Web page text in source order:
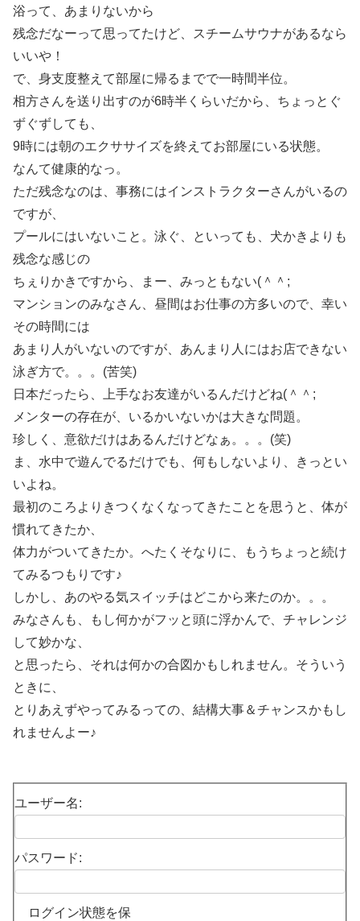
浴って、あまりないから
残念だなーって思ってたけど、スチームサウナがあるなら
いいや！
で、身支度整えて部屋に帰るまでで一時間半位。
相方さんを送り出すのが6時半くらいだから、ちょっとぐ
ずぐずしても、
9時には朝のエクササイズを終えてお部屋にいる状態。
なんて健康的なっ。
ただ残念なのは、事務にはインストラクターさんがいるの
ですが、
プールにはいないこと。泳ぐ、といっても、犬かきよりも
残念な感じの
ちぇりかきですから、まー、みっともない(＾＾;
マンションのみなさん、昼間はお仕事の方多いので、幸い
その時間には
あまり人がいないのですが、あんまり人にはお店できない
泳ぎ方で。。。(苦笑)
日本だったら、上手なお友達がいるんだけどね(＾＾;
メンターの存在が、いるかいないかは大きな問題。
珍しく、意欲だけはあるんだけどなぁ。。。(笑)
ま、水中で遊んでるだけでも、何もしないより、きっとい
いよね。
最初のころよりきつくなくなってきたことを思うと、体が
慣れてきたか、
体力がついてきたか。へたくそなりに、もうちょっと続け
てみるつもりです♪
しかし、あのやる気スイッチはどこから来たのか。。。
みなさんも、もし何かがフッと頭に浮かんで、チャレンジ
して妙かな、
と思ったら、それは何かの合図かもしれません。そういう
ときに、
とりあえずやってみるっての、結構大事＆チャンスかもし
れませんよー♪
ユーザー名:
パスワード:
ログイン状態を保